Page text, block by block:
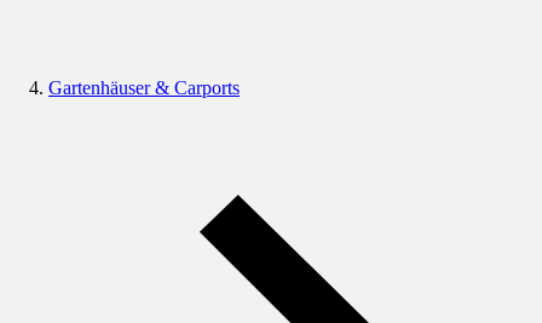
Gartenhäuser & Carports